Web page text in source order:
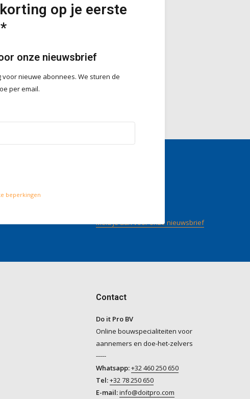
een4 / 5op
Meld je aan voor onze nieuwsbrief
Contact
Do it Pro BV
Online bouwspecialiteiten voor
aannemers en doe-het-zelvers
-----
Whatsapp:+32 460 250 650
Tel:+32 78 250 650
E-mail:info@doitpro.com
op je eerste
onze nieuwsbrief
voor nieuwe abonnees. We sturen de
per email.
beperkingen